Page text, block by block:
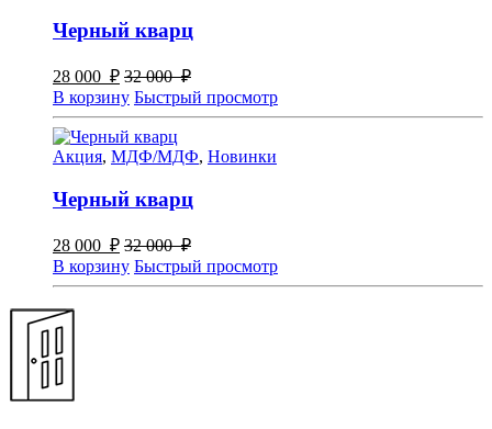
Черный кварц
28 000 ₽ 32 000 ₽
В корзину Быстрый просмотр
Акция, МДФ/МДФ, Новинки
Черный кварц
28 000 ₽ 32 000 ₽
В корзину Быстрый просмотр